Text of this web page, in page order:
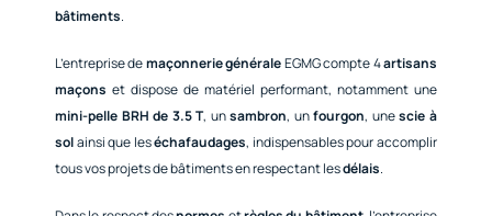
bâtiments.
L’entreprise demaçonnerie généraleEGMG compte 4artisans
maçons et dispose de matériel performant, notamment une
mini-pelle BRH de 3.5 T, unsambron, unfourgon, unescie à
solainsi que leséchafaudages, indispensables pour accomplir
tous vos projets de bâtiments en respectant lesdélais.